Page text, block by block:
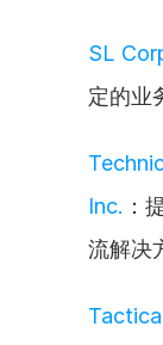
SL
定的业
Inc. ：
流解决